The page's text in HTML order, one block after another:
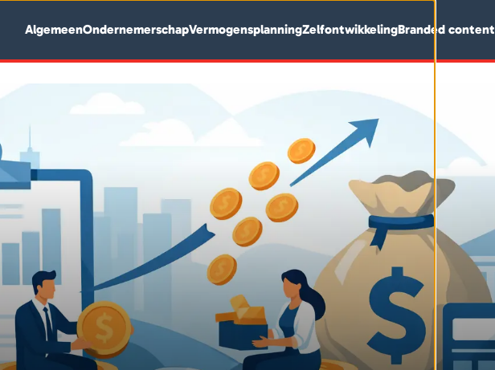
AlgemeenOndernemerschapVermogensplanningZelfontwikkelingBranded content